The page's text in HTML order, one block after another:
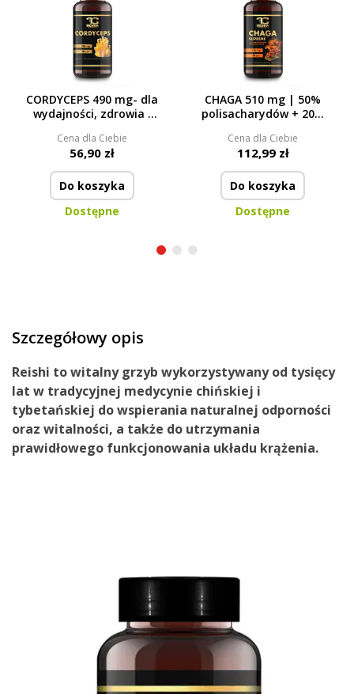
CORDYCEPS 490 mg- dla
wydajności, zdrowia i
Cena dla Ciebie
56,90 zł
Do koszyka
Dostępne
CHAGA 510 mg | 50%
polisacharydów + 20%
wsparcie odporności &
antyoksydanty | 90
kapsułek
Cena dla Ciebie
112,99 zł
Do koszyka
Dostępne
Szczegółowy opis
Reishi towitalny grzyb wykorzystywanyod tysięcy
lat w tradycyjnej medycynie chińskiej i
tybetańskiej do wspierania naturalnej odporności
oraz witalności, a także do utrzymania
prawidłowego funkcjonowania układu krążenia.